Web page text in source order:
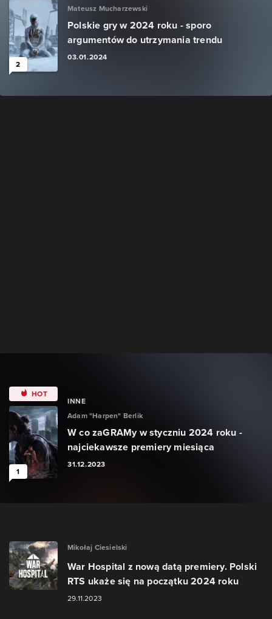
2
Mateusz Mucharzewski
Polskie gry w 2024 roku - sporo
argumentów do utrzymania trendu
03.01.2024
HOT
1
INNE
Adam "Harpen" Berlik
W co zaGRAMy w styczniu 2024 roku -
najciekawsze premiery miesiąca
31.12.2023
Mikołaj Ciesielski
War Hospital z nową datą premiery. Polski
RTS ukaże się na początku 2024 roku
29.11.2023